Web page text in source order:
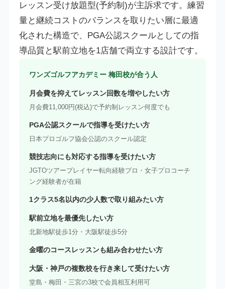
レッスン受け放題型(予約制)が主訴求です。練習
量と継続コストのバランスを取りたい層に最適
化された構造で、PGA公認スクールとしての指
導品質と駅前立地を1店舗で両立する設計です。
ワンズゴルフアカデミー 梅田校が合う人
月会費を抑えてレッスン回数を増やしたい方
月会費11,000円(税込)で予約制レッスン何度でも
PGA公認スクールで指導を受けたい方
日本プロゴルフ協会公認のスクール認定
競技志向にも対応する指導を受けたい方
JGTOツアープレイヤー転向経験プロ・女子プロコーチ
ング経験者が在籍
1クラス5名以内の少人数で取り組みたい方
駅前立地を最優先したい方
北新地駅徒歩1分・大阪駅徒歩5分
金曜のコースレッスンも組み合わせたい方
大阪・神戸の複数校を行き来して受けたい方
堂島・梅田・三宮の3校で会員相互利用可